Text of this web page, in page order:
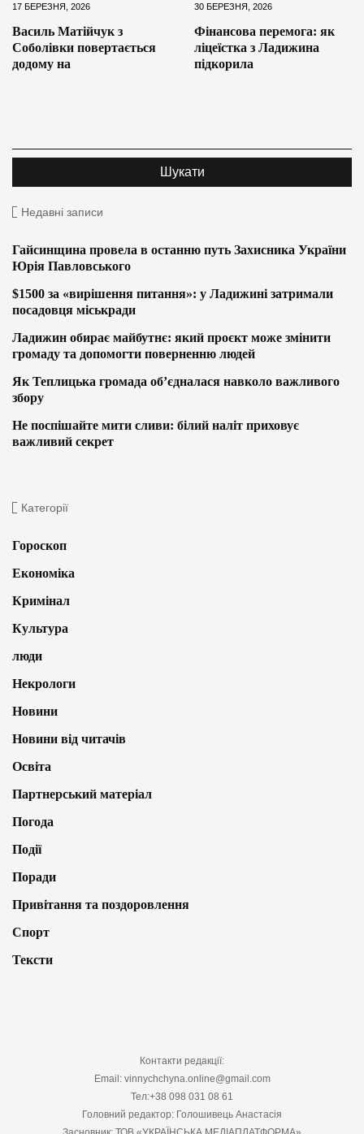
17 БЕРЕЗНЯ, 2026
Василь Матійчук з
Соболівки повертається
додому на
30 БЕРЕЗНЯ, 2026
Фінансова перемога: як
ліцеїстка з Ладижина
підкорила
Недавні записи
Гайсинщина провела в останню путь Захисника України
Юрія Павловського
$1500 за «вирішення питання»: у Ладижині затримали
посадовця міськради
Ладижин обирає майбутнє: який проєкт може змінити
громаду та допомогти поверненню людей
Як Теплицька громада об’єдналася навколо важливого
збору
Не поспішайте мити сливи: білий наліт приховує
важливий секрет
Категорії
Гороскоп
Економіка
Кримінал
Культура
люди
Некрологи
Новини
Новини від читачів
Освіта
Партнерський матеріал
Погода
Події
Поради
Привітання та поздоровлення
Спорт
Тексти
Контакти редакції:
Email: vinnychchyna.online@gmail.com
Тел:+38 098 031 08 61
Головний редактор: Голошивець Анастасія